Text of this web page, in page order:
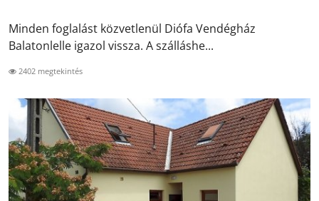
Minden foglalást közvetlenül Diófa Vendégház
Balatonlelle igazol vissza. A szálláshe...
2402 megtekintés